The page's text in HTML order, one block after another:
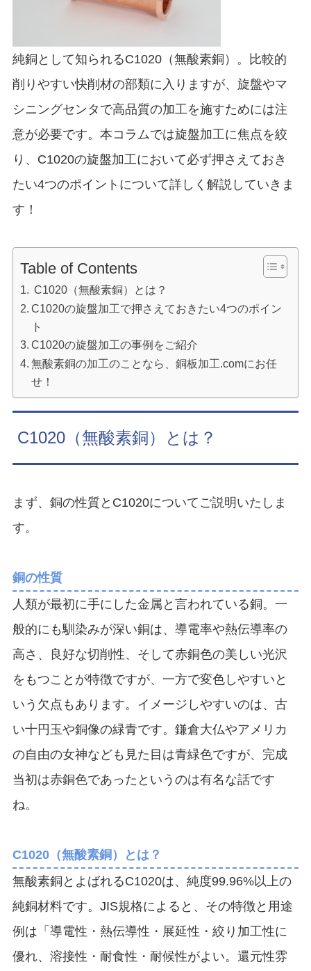
純銅として知られるC1020（無酸素銅）。比較的
削りやすい快削材の部類に入りますが、旋盤やマ
シニングセンタで高品質の加工を施すためには注
意が必要です。 本コラムでは旋盤加工に焦点を絞
り、C1020の旋盤加工において必ず押さえておき
たい4つのポイントについて詳しく解説していきま
す！
Table of Contents
C1020（無酸素銅）とは？
C1020の旋盤加工で押さえておきたい4つのポイン
ト
C1020の旋盤加工の事例をご紹介
無酸素銅の加工のことなら、銅板加工.comにお任
せ！
C1020（無酸素銅）とは？
まず、銅の性質とC1020についてご説明いたしま
す。
銅の性質
人類が最初に手にした金属と言われている銅。一
般的にも馴染みが深い銅は、導電率や熱伝導率の
高さ、良好な切削性、そして赤銅色の美しい光沢
をもつことが特徴ですが、一方で変色しやすいと
いう欠点もあります。イメージしやすいのは、古
い十円玉や銅像の緑青です。鎌倉大仏やアメリカ
の自由の女神なども見た目は青緑色ですが、完成
当初は赤銅色であったというのは有名な話です
ね。
C1020（無酸素銅）とは？
無酸素銅とよばれるC1020は、純度99.96%以上の
純銅材料です。JIS規格によると、その特徴と用途
例は「 導電性・熱伝導性・展延性・絞り加工性に
優れ、溶接性・耐食性・耐候性がよい。還元性雰